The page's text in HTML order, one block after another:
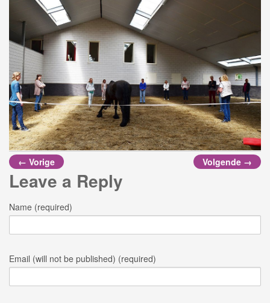
← Vorige Volgende →
Leave a Reply
Name (required)
Email (will not be published) (required)